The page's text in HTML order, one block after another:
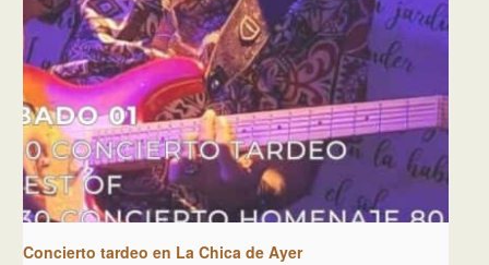
Concierto tardeo en La Chica de Ayer